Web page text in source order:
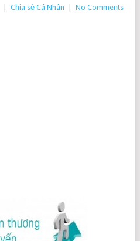
Chia sẻ Cá Nhân No Comments